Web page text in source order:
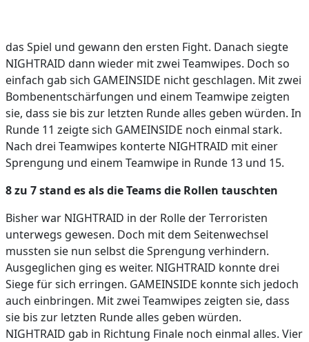
das Spiel und gewann den ersten Fight. Danach siegte
NIGHTRAID dann wieder mit zwei Teamwipes. Doch so
einfach gab sich GAMEINSIDE nicht geschlagen. Mit zwei
Bombenentschärfungen und einem Teamwipe zeigten
sie, dass sie bis zur letzten Runde alles geben würden. In
Runde 11 zeigte sich GAMEINSIDE noch einmal stark.
Nach drei Teamwipes konterte NIGHTRAID mit einer
Sprengung und einem Teamwipe in Runde 13 und 15.
8 zu 7 stand es als die Teams die Rollen tauschten
Bisher war NIGHTRAID in der Rolle der Terroristen
unterwegs gewesen. Doch mit dem Seitenwechsel
mussten sie nun selbst die Sprengung verhindern.
Ausgeglichen ging es weiter. NIGHTRAID konnte drei
Siege für sich erringen. GAMEINSIDE konnte sich jedoch
auch einbringen. Mit zwei Teamwipes zeigten sie, dass
sie bis zur letzten Runde alles geben würden.
NIGHTRAID gab in Richtung Finale noch einmal alles. Vier